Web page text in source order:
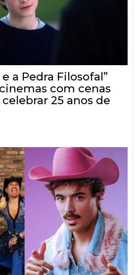
a Pedra Filosofal”
com cenas
25 anos de